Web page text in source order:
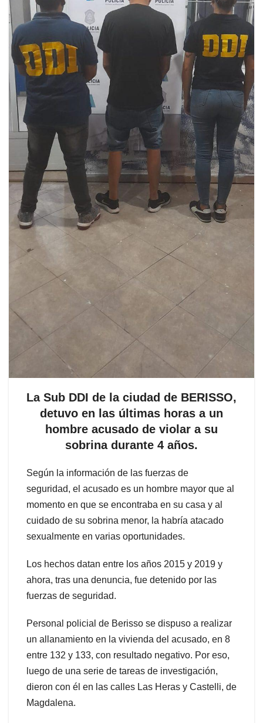
La Sub DDI de la ciudad de BERISSO,
detuvo en las últimas horas a un
hombre acusado de violar a su
sobrina durante 4 años.
Según la información de las fuerzas de
seguridad, el acusado es un hombre mayor que al
momento en que se encontraba en su casa y al
cuidado de su sobrina menor, la habría atacado
sexualmente en varias oportunidades.
Los hechos datan entre los años 2015 y 2019 y
ahora, tras una denuncia, fue detenido por las
fuerzas de seguridad.
Personal policial de Berisso se dispuso a realizar
un allanamiento en la vivienda del acusado, en 8
entre 132 y 133, con resultado negativo. Por eso,
luego de una serie de tareas de investigación,
dieron con él en las calles Las Heras y Castelli, de
Magdalena.